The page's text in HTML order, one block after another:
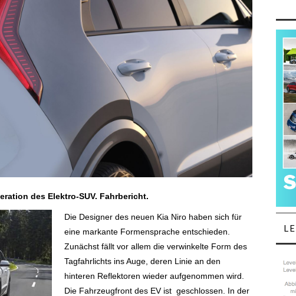
des Elektro-SUV. Fahrbericht.
Die Designer des neuen Kia Niro haben sich für
eine markante Formensprache entschieden.
Zunächst fällt vor allem die verwinkelte Form des
Tagfahrlichts ins Auge, deren Linie an den
hinteren Reflektoren wieder aufgenommen wird.
Die Fahrzeugfront des EV ist geschlossen. In der